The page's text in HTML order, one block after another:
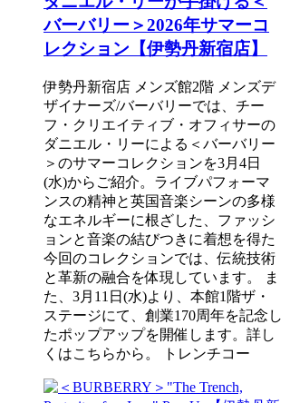
バーバリー＞2026年サマーコ
レクション【伊勢丹新宿店】
伊勢丹新宿店 メンズ館2階 メンズデ
ザイナーズ/バーバリーでは、チー
フ・クリエイティブ・オフィサーの
ダニエル・リーによる＜バーバリー
＞のサマーコレクションを3月4日
(水)からご紹介。ライブパフォーマ
ンスの精神と英国音楽シーンの多様
なエネルギーに根ざした、ファッシ
ョンと音楽の結びつきに着想を得た
今回のコレクションでは、伝統技術
と革新の融合を体現しています。 ま
た、3月11日(水)より、本館1階ザ・
ステージにて、創業170周年を記念し
たポップアップを開催します。詳し
くはこちらから。 トレンチコー